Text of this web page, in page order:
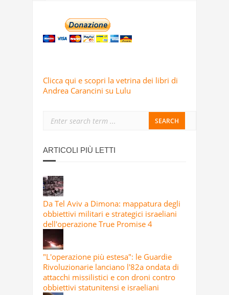
Clicca qui e scopri la vetrina dei libri di
Andrea Carancini su Lulu
ARTICOLI PIÙ LETTI
Da Tel Aviv a Dimona: mappatura degli
obbiettivi militari e strategici israeliani
dell'operazione True Promise 4
"L'operazione più estesa": le Guardie
Rivoluzionarie lanciano l'82a ondata di
attacchi missilistici e con droni contro
obbiettivi statunitensi e israeliani